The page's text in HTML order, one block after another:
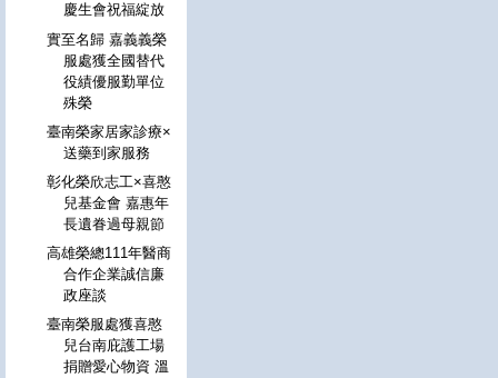
慶生會祝福綻放
實至名歸 嘉義義榮
服處獲全國替代
役績優服勤單位
殊榮
臺南榮家居家診療×
送藥到家服務
彰化榮欣志工×喜憨
兒基金會 嘉惠年
長遺眷過母親節
高雄榮總111年醫商
合作企業誠信廉
政座談
臺南榮服處獲喜憨
兒台南庇護工場
捐贈愛心物資 溫